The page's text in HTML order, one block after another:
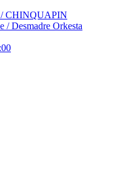
/ CHINQUAPIN
/ Desmadre Orkesta